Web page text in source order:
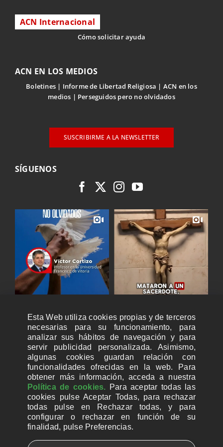
ACN Internacional
Cómo solicitar ayuda
ACN EN LOS MEDIOS
Boletines Informe de Libertad Religiosa
ACN en los
medios
Perseguidos pero no olvidados
SUSCRIBIRME A LA NEWSLETTER
SÍGUENOS
CUENTAS BANCARIAS PARA DONAR
Esta Web utiliza cookies propias y de terceros
necesarias para su funcionamiento, para
analizar sus hábitos de navegación y para
servir publicidad personalizada. Asimismo,
algunas cookies guardan relación con
funcionalidades ofrecidas en la web. Para
obtener más información, acceda a nuestra
Política de cookies. Para aceptar todas las
cookies pulse Aceptar Todas, para rechazar
todas pulse en Rechazar todas, y para
configurar o rechazar en función de su
finalidad, pulse Preferencias.